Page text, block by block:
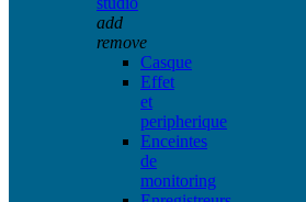
add
remove
Casque
Effet
et
peripherique
Enceintes
de
monitoring